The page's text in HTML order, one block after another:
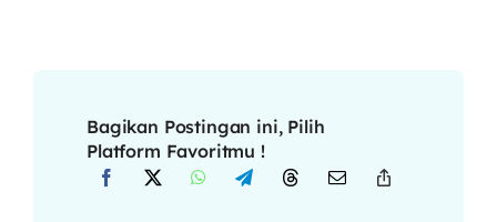
Bagikan Postingan ini, Pilih
Platform Favoritmu !